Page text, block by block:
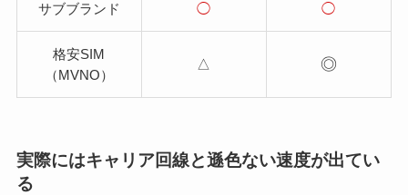
サブブランド ◯ ◯
格安SIM
（MVNO）
△ ◎
実際にはキャリア回線と遜色ない速度が出てい
る